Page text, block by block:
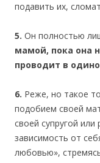
подавить их,
5. Он полностью
мамой, пока она
проводит в
6. Реже, но такое
подобием своей
своей супругой
зависимость от
любовью»,